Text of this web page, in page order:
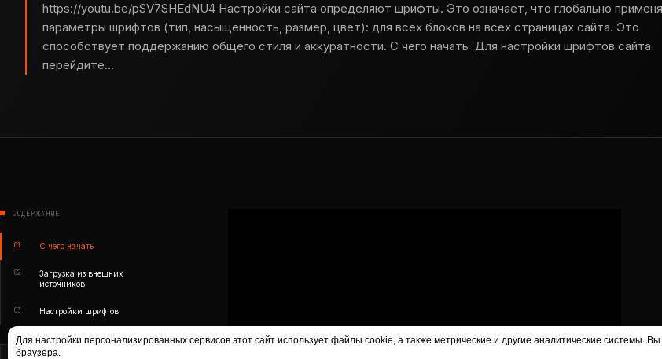
https://youtu.be/pSV7SHEdNU4 Настройки сайта определяют шрифты. Это означает, что глобально
параметры шрифтов (тип, насыщенность, размер, цвет): для всех блоков на всех страницах сайта. Это
способствует поддержанию общего стиля и аккуратности. С чего начать Для настройки шрифтов сайта
перейдите…
СОДЕРЖАНИЕ
01 С чего начать
02
Загрузка из внешних
источников
03 Настройки шрифтов
Для настройки персонализированных сервисов этот сайт использует файлы cookie, а также метрические и другие аналитические системы.
браузера.